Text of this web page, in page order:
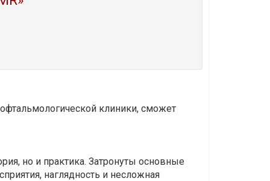
клиники, сможет
но и практика. Затронуты основные
наглядность и несложная